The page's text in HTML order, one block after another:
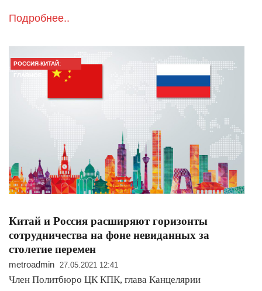
Подробнее..
РОССИЯ-КИТАЙ:
ГЛАВНОЕ
Китай и Россия расширяют горизонты
сотрудничества на фоне невиданных за
столетие перемен
metroadmin 27.05.2021 12:41
Член Политбюро ЦК КПК, глава Канцелярии